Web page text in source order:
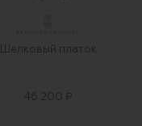
Шелковый платок
46 200 ₽